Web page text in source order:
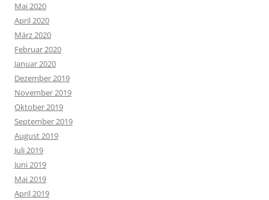
Mai 2020
April 2020
März 2020
Februar 2020
Januar 2020
Dezember 2019
November 2019
Oktober 2019
September 2019
August 2019
Juli 2019
Juni 2019
Mai 2019
April 2019